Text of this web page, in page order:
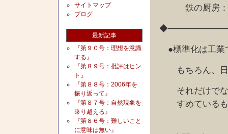
サイトマップ
ブログ
最新記事
『第９０号：理想を意識
する』
『第８９号：批評はヒン
ト』
『第８８号：2006年を
振り返って』
『第８７号：自然現象を
乗り越える』
『第８６号：難しいこと
に意味は無い』
鉄の厨房：
●標準化は工業
もちろん、日
それだけでな
すめているも